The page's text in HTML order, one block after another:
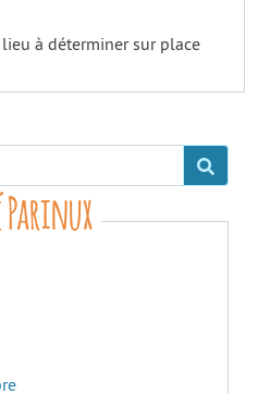
à déterminer sur place